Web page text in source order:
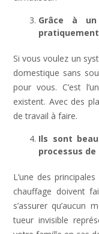
Grâce à un
Si vous voulez un
domestique sans
pour vous. C’est
existent. Avec des
de travail à faire.
Ils sont
processus
L’une des
chauffage doivent
s’assurer qu’aucun
tueur invisible